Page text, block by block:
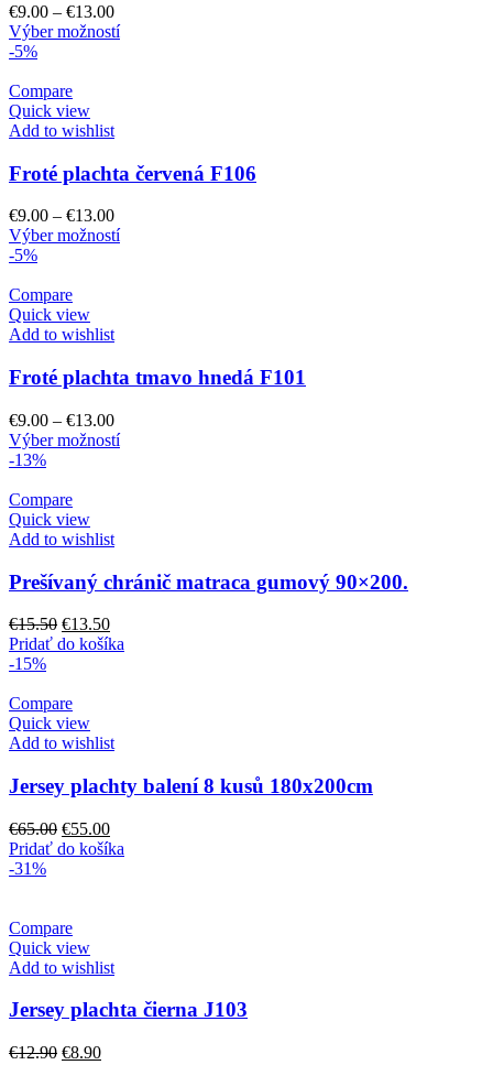
stránke
produktu.
€9.00 – €13.00Price
range:
Výber možnostíTento
môžete
vybrať
stránke
produktu.
-5%
Compare
Quick view
Add to wishlist
Froté plachta červená F106
€9.00 – €13.00Price
range:
Výber možnostíTento
môžete
vybrať
stránke
produktu.
-5%
Compare
Quick view
Add to wishlist
Froté plachta tmavo hnedá F101
€9.00 – €13.00Price
range:
Výber možnostíTento
môžete
vybrať
stránke
produktu.
-13%
Compare
Quick view
Add to wishlist
Prešívaný chránič matraca gumový 90×200.
€15.50 Pôvodná
cena
€13.50Aktuálna
cena
Pridať do košíka
-15%
Compare
Quick view
Add to wishlist
Jersey plachty balení 8 kusů 180x200cm
€65.00 Pôvodná
cena
€55.00Aktuálna
cena
Pridať do košíka
-31%
Compare
Quick view
Add to wishlist
Jersey plachta čierna J103
€12.90 Pôvodná
€8.90Aktuálna